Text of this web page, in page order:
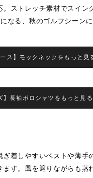
ストレッチ素材でスイン
なる、秋のゴルフシーン
ース】モックネックをもっと見
】長袖ポロシャツをもっと見る
着しやすいベストや薄手
ます。風を遮りながらも